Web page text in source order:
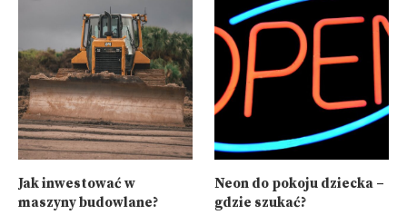
Jak inwestować w
maszyny budowlane?
Neon do pokoju dziecka –
gdzie szukać?